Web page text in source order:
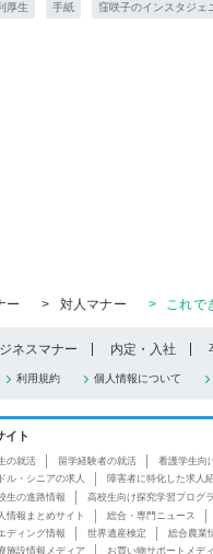
厚生 手紙 窪咲子のインスタジェ
ー > 対人マナー > これで
ネスマナー 内定・入社
利用規約 個人情報について
イト
の就活 留学経験者の就活 看護学生向
ル・シニアの求人
障害者に特化した求人
生の進路情報
高校生向け探究学習プログ
情報まとめサイト 総合・専門ニュース
ディング情報
世界遺産検定 総合農業
施設情報メディア
お買い物サポートメデ